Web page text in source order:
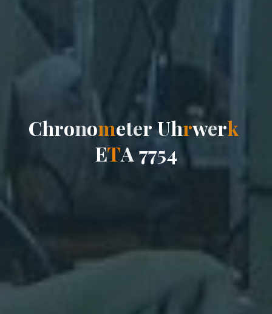
Chronometer Uhrwerk
ETA 7754